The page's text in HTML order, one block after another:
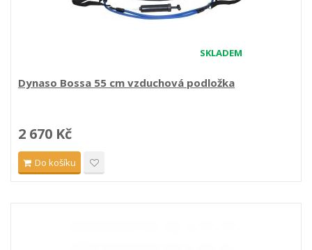
SKLADEM
Dynaso Bossa 55 cm vzduchová podložka
2 670 Kč
Do košíku